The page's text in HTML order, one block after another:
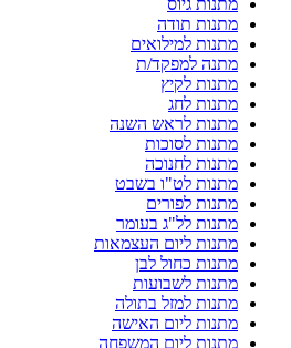
מתנות תודה
מתנות למילואים
מתנה למפקד/ת
מתנות לקיץ
מתנות לחג
מתנות לראש השנה
מתנות לסוכות
מתנות לחנוכה
מתנות לט"ו בשבט
מתנות לפורים
מתנות לל"ג בעומר
מתנות ליום העצמאות
מתנות כחול לבן
מתנות לשבועות
מתנות למזל בתולה
מתנות ליום האישה
מתנות ליום המשפחה